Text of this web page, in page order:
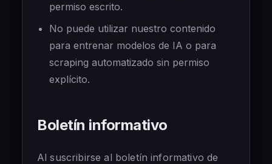
permiso escrito.
No puede utilizar nuestro contenido
para entrenar modelos de IA o para
scraping automatizado sin permiso
explícito.
Boletín informativo
Al suscribirse al boletín informativo de